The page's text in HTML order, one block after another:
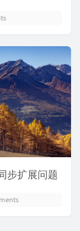
步扩展问题